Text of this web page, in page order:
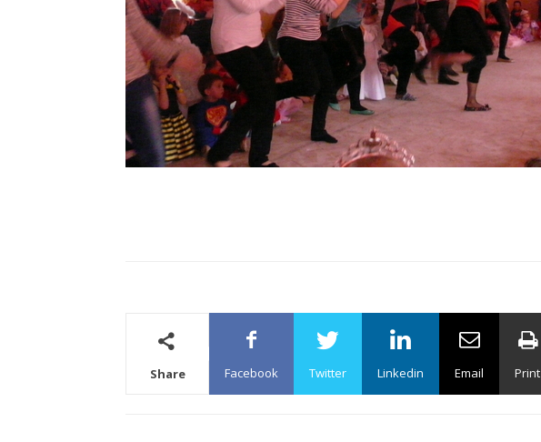
Share Facebook Twitter Linkedin Email Print